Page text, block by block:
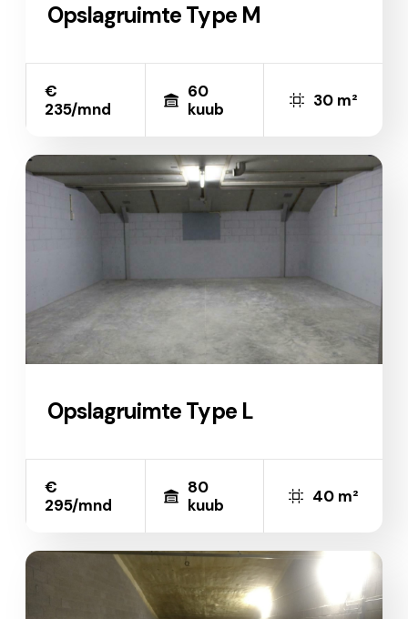
Opslagruimte Type M
€
235/mnd
60
kuub
30 m²
Opslagruimte Type L
€
295/mnd
80
kuub
40 m²